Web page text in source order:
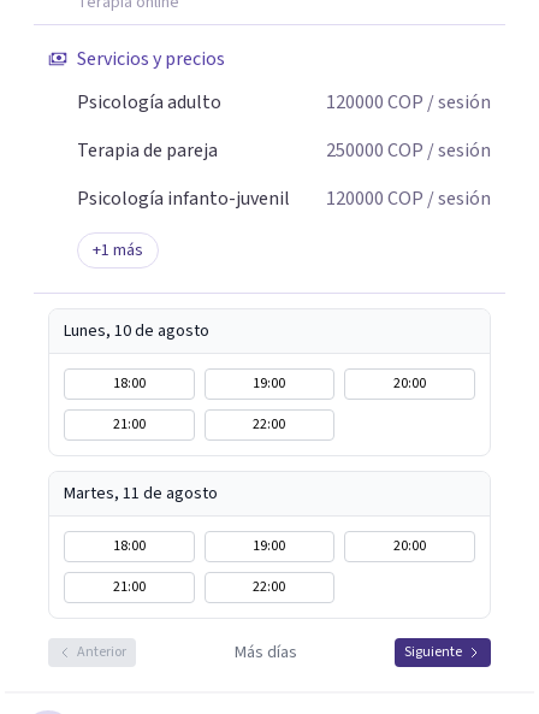
Servicios y precios
Psicología adulto
120000COP / sesión
Terapia de pareja
250000COP / sesión
Psicología infanto-juvenil
120000COP / sesión
+1 más
Lunes, 10 de agosto
18:00 19:00
20:00
21:00
22:00
Martes, 11 de agosto
18:00 19:00
20:00
21:00
22:00
Anterior Más días Siguiente